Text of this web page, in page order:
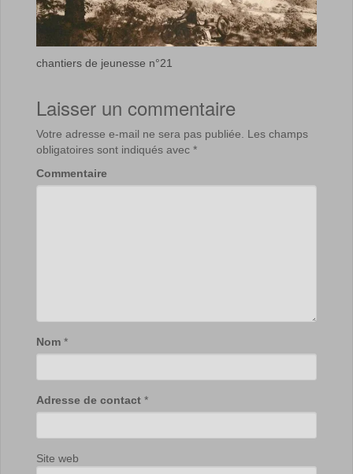
chantiers de jeunesse n°21
Laisser un commentaire
Votre adresse e-mail ne sera pas publiée. Les champs
obligatoires sont indiqués avec *
Commentaire
Nom *
Adresse de contact *
Site web